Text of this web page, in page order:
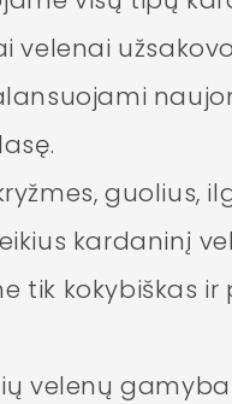
velenai
kardaninį
tik kokybiškas
velenų